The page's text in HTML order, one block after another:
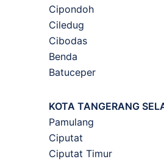
Cipondoh
Ciledug
Cibodas
Benda
Batuceper
KOTA TANGERANG
Pamulang
Ciputat
Ciputat Timur